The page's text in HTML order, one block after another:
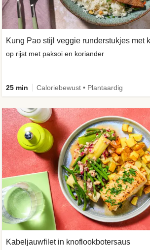
Kung Pao stijl veggie runderstukjes met
op rijst met paksoi en koriander
25 min Caloriebewust • Plantaardig
Kabeljauwfilet in knoflookbotersaus